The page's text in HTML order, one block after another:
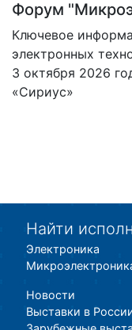
Форум
Ключевое
электронных
3 октября 2026
«Сириус»
Найти
Электроника
Новости
Выставки в